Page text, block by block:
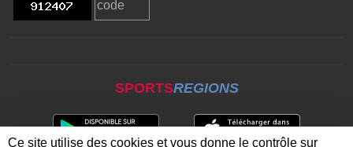
SPORTSREGIONS
Ce site utilise des cookies et vous donne le contrôle sur